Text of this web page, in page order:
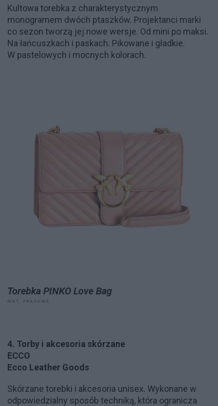
Kultowa torebka z charakterystycznym
monogramem dwóch ptaszków. Projektanci marki
co sezon tworzą jej nowe wersje. Od mini po maksi.
Na łańcuszkach i paskach. Pikowane i gładkie.
W pastelowych i mocnych kolorach.
Torebka PINKO Love Bag
4. Torby i akcesoria skórzane
ECCO
Ecco Leather Goods
Skórzane torebki i akcesoria unisex. Wykonane w
odpowiedzialny sposób techniką, która ogranicza